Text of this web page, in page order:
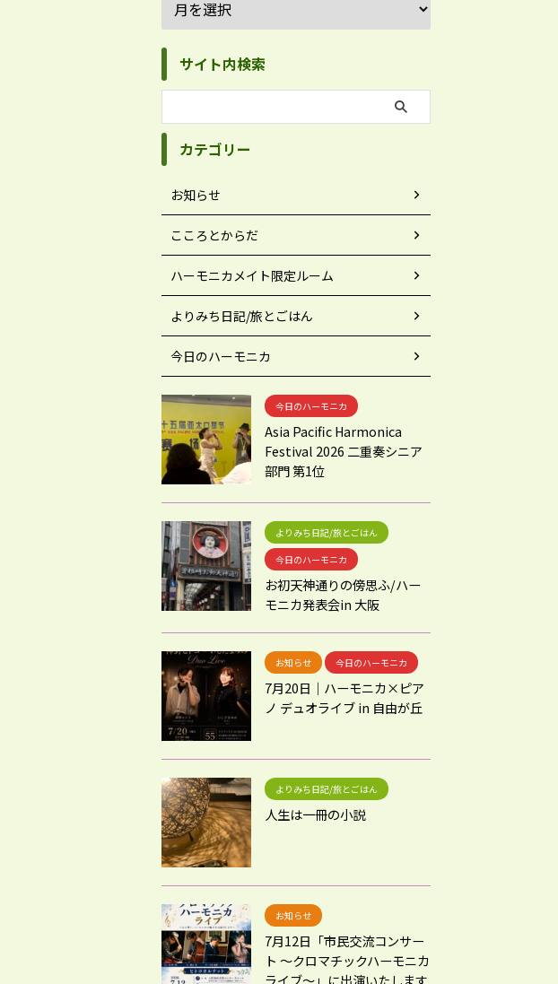
サイト内検索
カテゴリー
お知らせ
こころとからだ
ハーモニカメイト限定ルーム
よりみち日記/旅とごはん
今日のハーモニカ
今日のハーモニカ
Asia Pacific Harmonica
Festival 2026 二重奏シニア
部門 第1位
よりみち日記/旅とごはん
今日のハーモニカ
お初天神通りの傍思ふ/ハー
モニカ発表会in 大阪
お知らせ 今日のハーモニカ
7月20日｜ハーモニカ×ピア
ノ デュオライブ in 自由が丘
よりみち日記/旅とごはん
人生は一冊の小説
お知らせ
7月12日「市民交流コンサー
ト 〜クロマチックハーモニカ
ライブ〜」に出演いたします